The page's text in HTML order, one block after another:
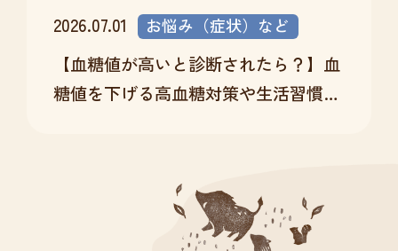
2026.07.01
お悩み（症状）など
【血糖値が高いと診断されたら？】血
糖値を下げる高血糖対策や生活習慣改